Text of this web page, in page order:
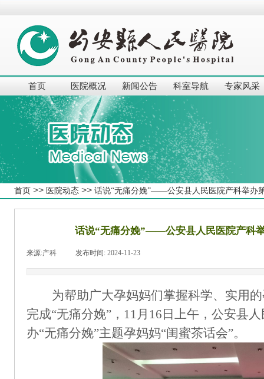
首页 医院概况 新闻公告 科室导航 专家风采
首页 >> 医院动态 >> 话说“无痛分娩”——公安县人民医院产科举办
话说“无痛分娩”——公安县人民医院产科
来源:产科 发布时间: 2024-11-23
为帮助广大孕妈妈们掌握科学、实用
完成“无痛分娩”，11月16日上午，公安县
办“无痛分娩”主题孕妈妈“闺蜜茶话会”。